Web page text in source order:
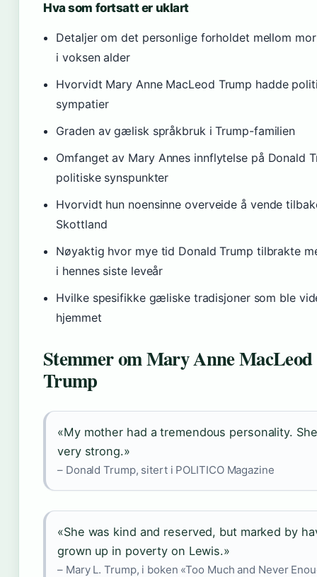
Hva som fortsatt er uklart
Detaljer om det personlige forholdet mellom
i voksen alder
Hvorvidt Mary Anne MacLeod Trump hadde
sympatier
Graden av gælisk språkbruk i Trump-familien
Omfanget av Mary Annes innflytelse på Donald
politiske synspunkter
Hvorvidt hun noensinne overveide å vende
Skottland
Nøyaktig hvor mye tid Donald Trump tilbrakte
i hennes siste leveår
Hvilke spesifikke gæliske tradisjoner som ble
hjemmet
Stemmer om Mary Anne MacLeod
Trump
«My mother had a tremendous personality.
very strong.»
– Donald Trump, sitert i POLITICO Magazine
«She was kind and reserved, but marked by
grown up in poverty on Lewis.»
– Mary L. Trump, i boken «Too Much and Never